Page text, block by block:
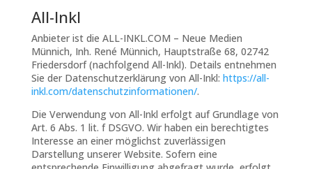
All-Inkl
Anbieter ist die ALL-INKL.COM – Neue Medien
Münnich, Inh. René Münnich, Hauptstraße 68, 02742
Friedersdorf (nachfolgend All-Inkl). Details entnehmen
Sie der Datenschutzerklärung von All-Inkl: https://all-
inkl.com/datenschutzinformationen/.
Die Verwendung von All-Inkl erfolgt auf Grundlage von
Art. 6 Abs. 1 lit. f DSGVO. Wir haben ein berechtigtes
Interesse an einer möglichst zuverlässigen
Darstellung unserer Website. Sofern eine